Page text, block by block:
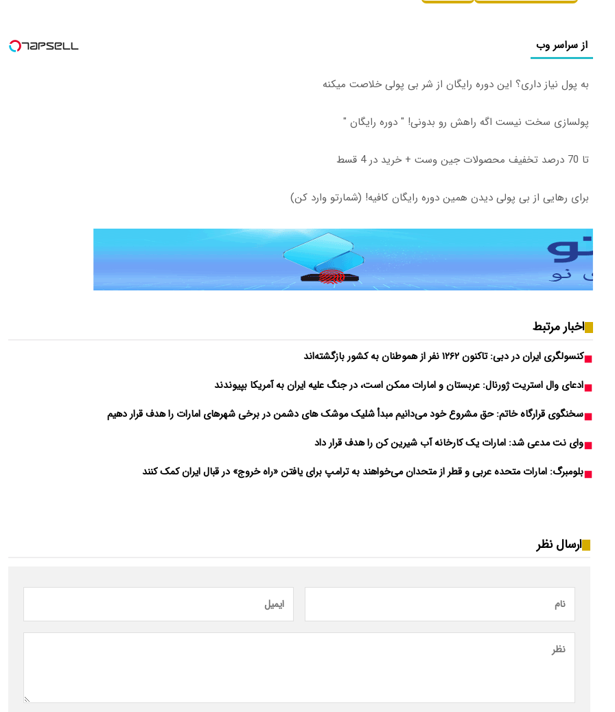
از سراسر وب
به پول نیاز داری؟ این دوره رایگان از شر بی پولی خلاصت میکنه
پولسازی سخت نیست اگه راهش رو بدونی! " دوره رایگان "
تا 70 درصد تخفیف محصولات جین وست + خرید در 4 قسط
برای رهایی از بی پولی دیدن همین دوره رایگان کافیه! (شمارتو وارد کن)
اخبار مرتبط
کنسولگری ایران در دبی: تاکنون ۱۲۶۲ نفر از هموطنان به کشور بازگشته‌اند
ادعای وال استریت ژورنال: عربستان و امارات ممکن است، در جنگ علیه ایران به آمریکا بپیوندند
سخنگوی قرارگاه خاتم: حق مشروع خود می‌دانیم مبدأ شلیک موشک های دشمن در برخی شهرهای امارات را هدف قرار دهیم
وای نت مدعی شد: امارات یک کارخانه آب شیرین کن را هدف قرار داد
بلومبرگ: امارات متحده عربی و قطر از متحدان می‌خواهند به ترامپ برای یافتن «راه خروج» در قبال ایران کمک کنند
ارسال نظر